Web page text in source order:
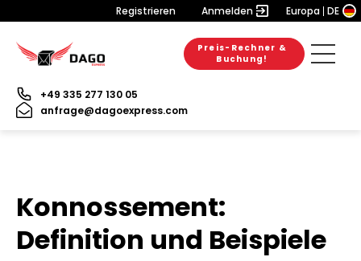
Registrieren Anmelden Europa DE
Preis-Rechner &
Buchung!
+49 335 277 130 05
anfrage@dagoexpress.com
Konnossement:
Definition und Beispiele